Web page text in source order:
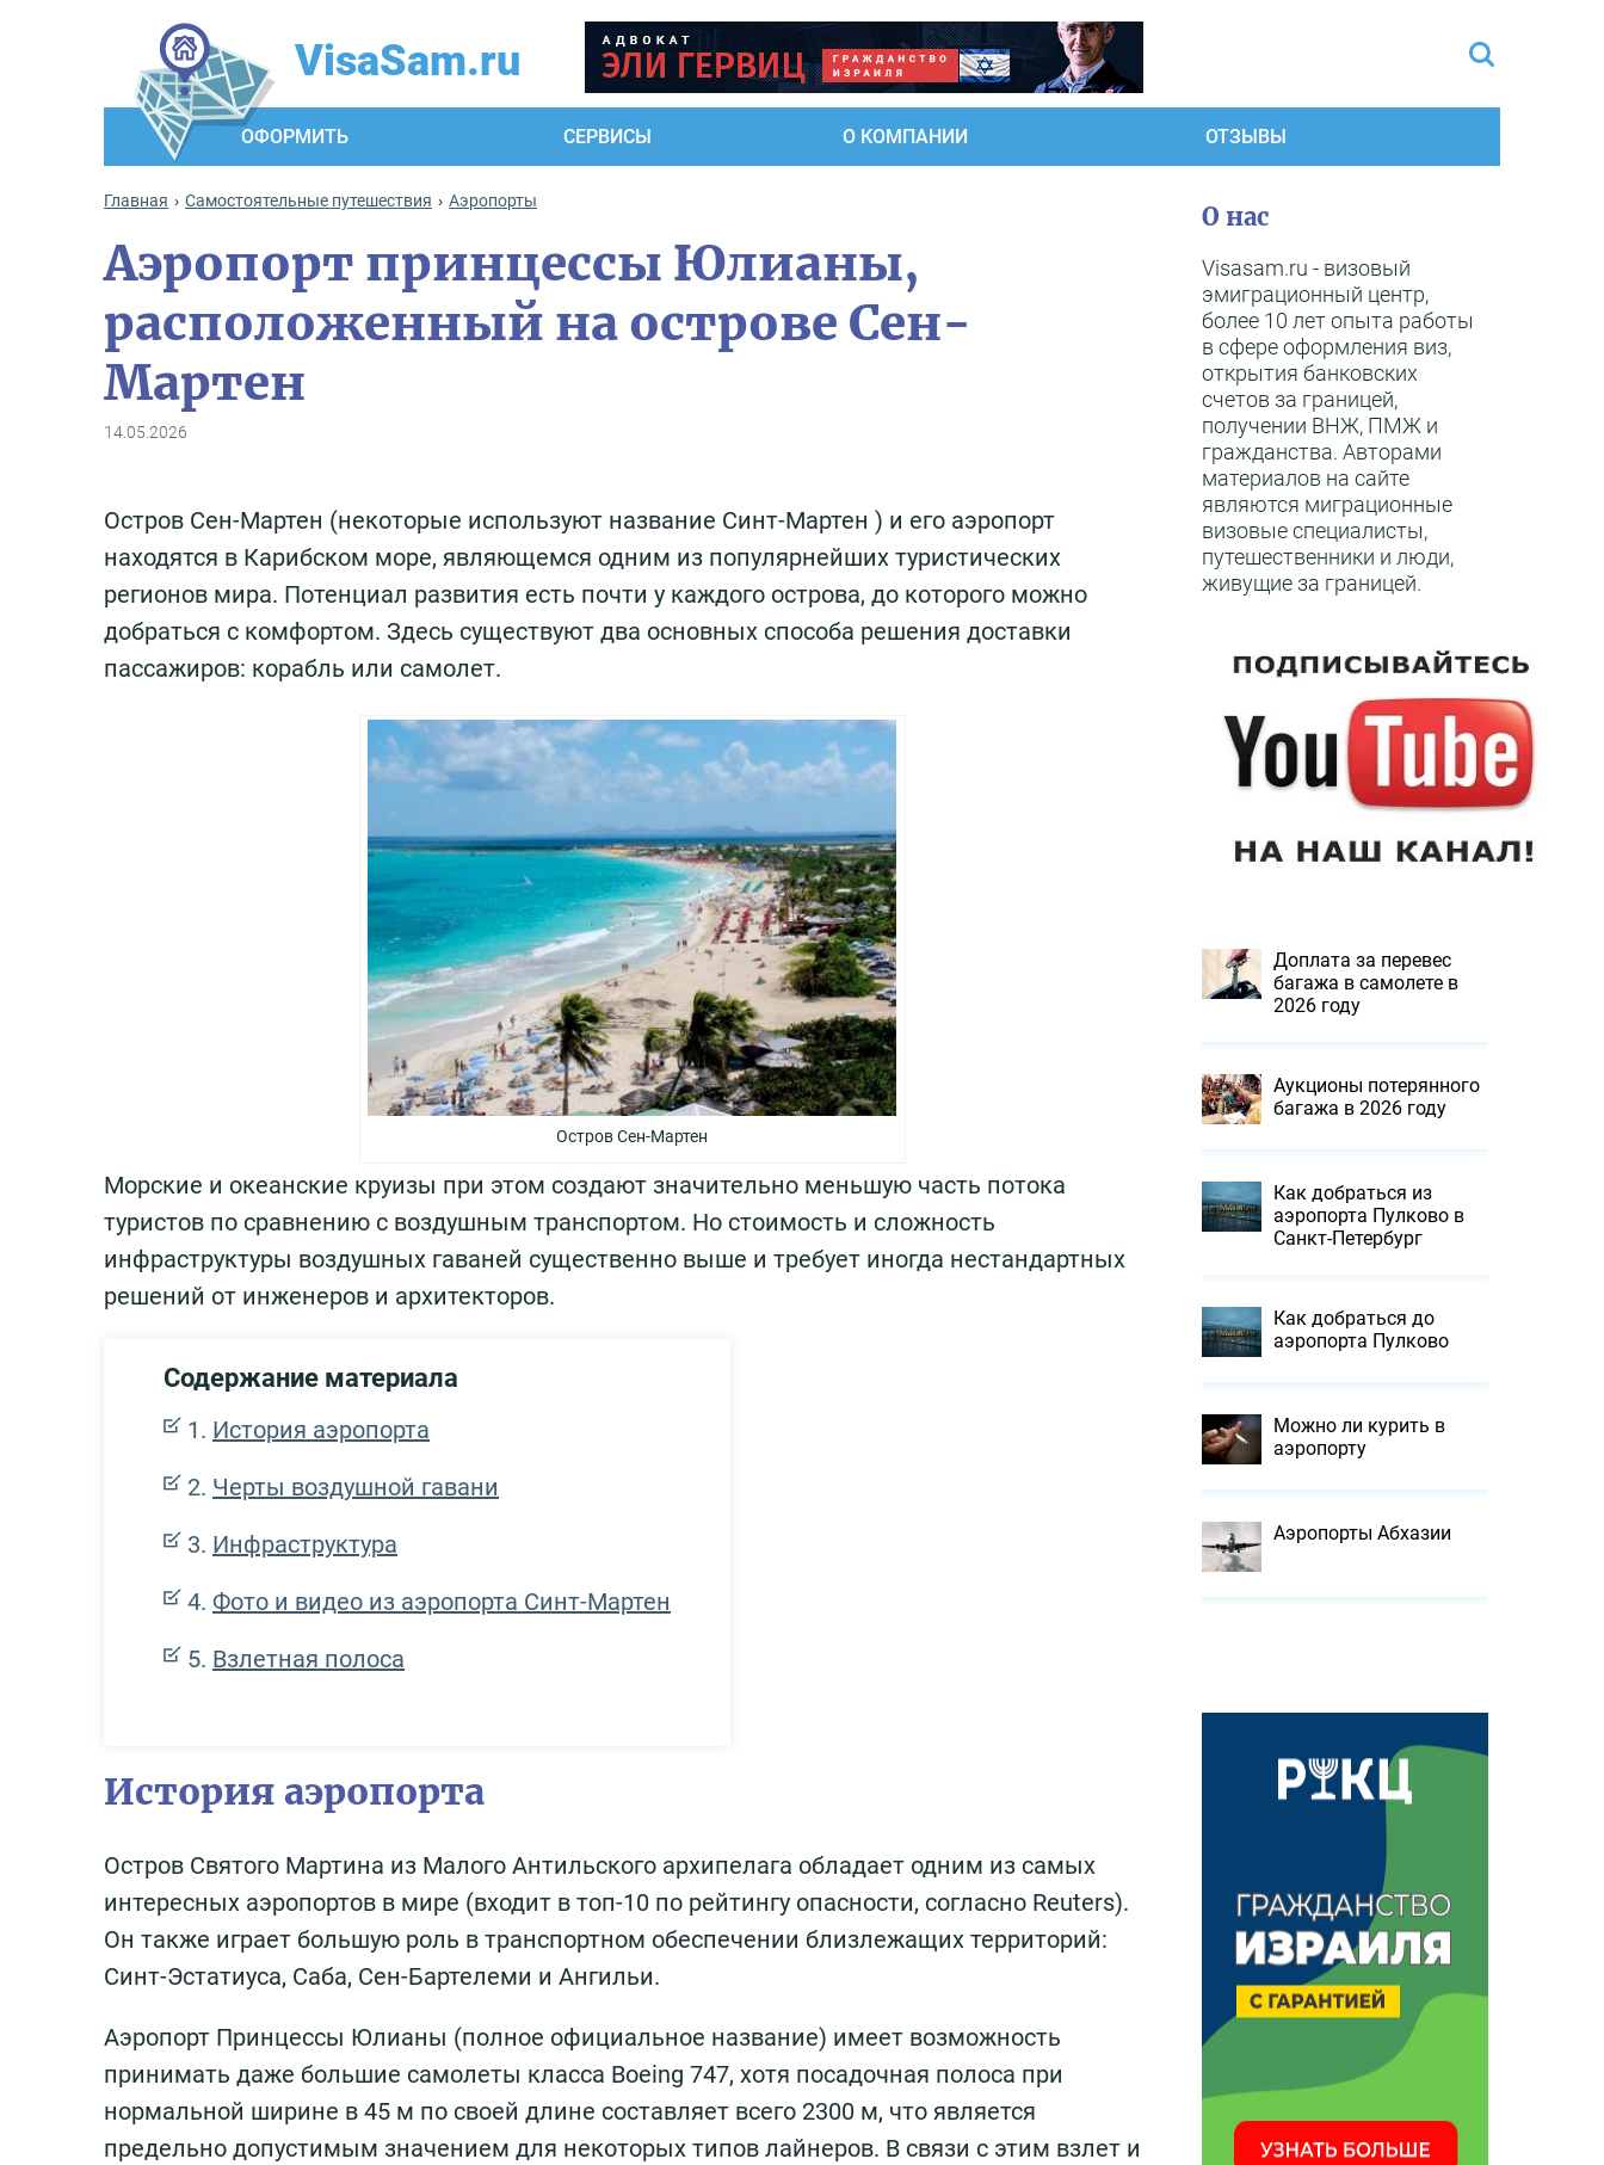
VisaSam.ru
ОФОРМИТЬ СЕРВИСЫ О КОМПАНИИ ОТЗЫВЫ
Главная Самостоятельные путешествия Аэропорты
Аэропорт принцессы Юлианы,
расположенный на острове Сен-
Мартен
14.05.2026
Остров Сен-Мартен (некоторые используют название Синт-Мартен ) и его аэропорт
находятся в Карибском море, являющемся одним из популярнейших туристических
регионов мира. Потенциал развития есть почти у каждого острова, до которого можно
добраться с комфортом. Здесь существуют два основных способа решения доставки
пассажиров: корабль или самолет.
Остров Сен-Мартен
Морские и океанские круизы при этом создают значительно меньшую часть потока
туристов по сравнению с воздушным транспортом. Но стоимость и сложность
инфраструктуры воздушных гаваней существенно выше и требует иногда нестандартных
решений от инженеров и архитекторов.
Содержание материала
История аэропорта
Черты воздушной гавани
Инфраструктура
Фото и видео из аэропорта Синт-Мартен
Взлетная полоса
История аэропорта
Остров Святого Мартина из Малого Антильского архипелага обладает одним из самых
интересных аэропортов в мире (входит в топ-10 по рейтингу опасности, согласно Reuters).
Он также играет большую роль в транспортном обеспечении близлежащих территорий:
Синт-Эстатиуса, Саба, Сен-Бартелеми и Ангильи.
Аэропорт Принцессы Юлианы (полное официальное название) имеет возможность
принимать даже большие самолеты класса Boeing 747, хотя посадочная полоса при
нормальной ширине в 45 м по своей длине составляет всего 2300 м, что является
предельно допустимым значением для некоторых типов лайнеров. В связи с этим взлет и
О нас
Visasam.ru - визовый
эмиграционный центр,
более 10 лет опыта работы
в сфере оформления виз,
открытия банковских
счетов за границей,
получении ВНЖ, ПМЖ и
гражданства. Авторами
материалов на сайте
являются миграционные
визовые специалисты,
путешественники и люди,
живущие за границей.
Доплата за перевес
багажа в самолете в
2026 году
Аукционы потерянного
багажа в 2026 году
Как добраться из
аэропорта Пулково в
Санкт-Петербург
Как добраться до
аэропорта Пулково
Можно ли курить в
аэропорту
Аэропорты Абхазии